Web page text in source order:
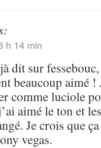
h 14 min
dit sur
beaucoup aimé !
comme luciole
aimé le ton et
Je crois que
vegas.